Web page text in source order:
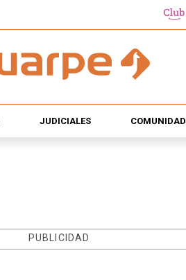
JUDICIALES COMUNIDAD
PUBLICIDAD